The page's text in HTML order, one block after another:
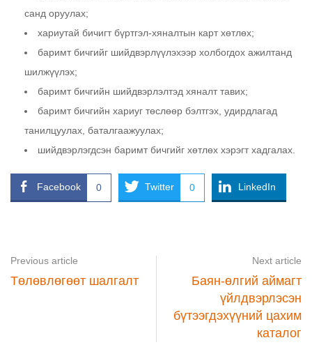
санд оруулах;
хариутай бичигт бүртгэл-хяналтын карт хөтлөх;
баримт бичгийг шийдвэрлүүлэхээр холбогдох ажилтанд
шилжүүлэх;
баримт бичгийн шийдвэрлэлтэд хяналт тавих;
баримт бичгийн хариуг төслөөр бэлтгэх, удирдлагад
танилцуулах, баталгаажуулах;
шийдвэрлэгдсэн баримт бичгийг хөтлөх хэрэгт хадгалах.
Facebook 0 Twitter 0 LinkedIn
Previous article
Төлөвлөгөөт шалгалт
Next article
Баян-өлгий аймагт
үйлдвэрлэсэн
бүтээгдэхүүний цахим
каталог